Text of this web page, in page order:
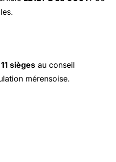
11 sièges au conseil
mérensoise.